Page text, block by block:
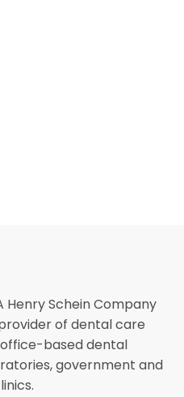
Schein Company
of dental care
based dental
government and